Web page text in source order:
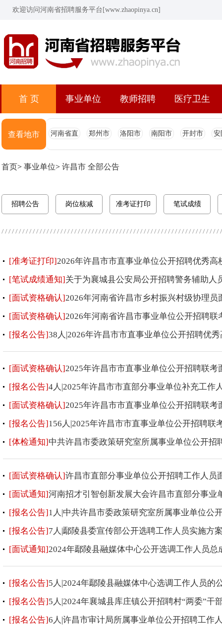
欢迎访问河南省招聘服务平台[www.zhaopinya.cn]
首 页 事业单位 教师招聘 医疗卫生
查看地市 河南省直 郑州市 洛阳市 南阳市 开封市 安
首页> 事业单位> 许昌市 全部公告
招聘公告 岗位核减 准考证打印 笔试成绩
[准考证打印]2026年许昌市市直事业单位公开招聘优秀高
[笔试成绩通知]关于为襄城县公安局公开招聘警务辅助
[面试资格确认]2026年河南省许昌市乡村振兴村级协理员
[面试资格确认]2026年河南省许昌市事业单位公开招聘联
[报名公告]38人|2026年许昌市市直事业单位公开招聘优
[面试资格确认]2025年许昌市市直事业单位公开招聘联考
[报名公告]4人|2025年许昌市市直部分事业单位补充工作
[面试资格确认]2025年许昌市市直事业单位公开招聘联考
[报名公告]156人|2025年许昌市市直事业单位公开招聘联
[体检通知]中共许昌市委政策研究室所属事业单位公开招
[面试资格确认]许昌市直部分事业单位公开招聘工作人员
[面试通知]河南招才引智创新发展大会许昌市直部分事业
[报名公告]1人|中共许昌市委政策研究室所属事业单位公
[报名公告]7人|鄢陵县委宣传部公开选聘工作人员实施方
[面试通知]2024年鄢陵县融媒体中心公开选调工作人员总
[报名公告]5人|2024年鄢陵县融媒体中心选调工作人员的
[报名公告]5人|2024年襄城县库庄镇公开招聘村“两委”干
[报名公告]6人|许昌市审计局所属事业单位公开招聘工作